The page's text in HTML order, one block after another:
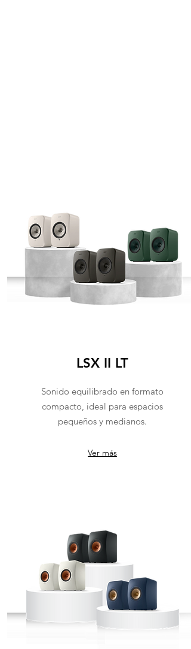
LSX II LT
Sonido equilibrado en formato
compacto, ideal para espacios
pequeños y medianos.
Ver más